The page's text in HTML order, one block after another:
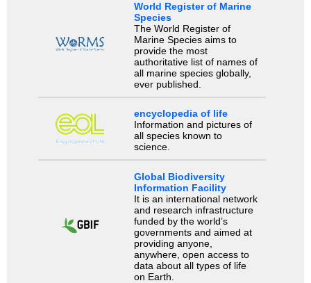
World Register of Marine
Species
The World Register of
Marine Species aims to
provide the most
authoritative list of names of
all marine species globally,
ever published.
encyclopedia of life
Information and pictures of
all species known to
science.
Global Biodiversity
Information Facility
It is an international network
and research infrastructure
funded by the world’s
governments and aimed at
providing anyone,
anywhere, open access to
data about all types of life
on Earth.